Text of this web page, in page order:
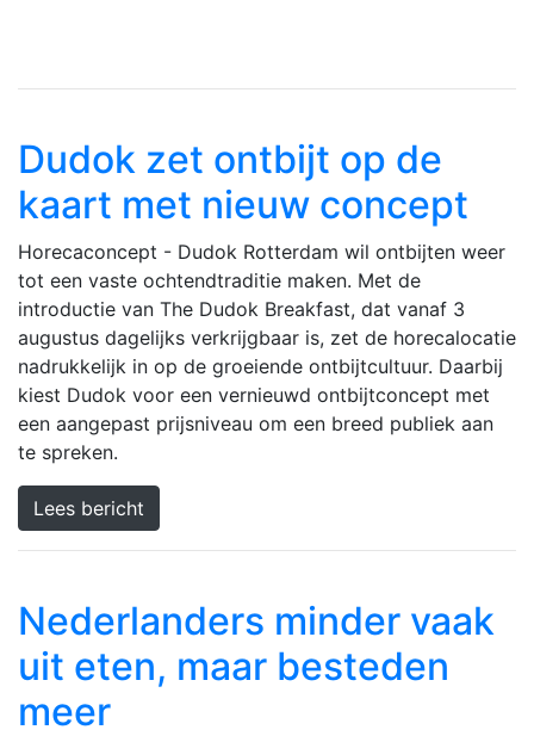
Dudok zet ontbijt op de
kaart met nieuw concept
Horecaconcept - Dudok Rotterdam wil ontbijten weer
tot een vaste ochtendtraditie maken. Met de
introductie van The Dudok Breakfast, dat vanaf 3
augustus dagelijks verkrijgbaar is, zet de horecalocatie
nadrukkelijk in op de groeiende ontbijtcultuur. Daarbij
kiest Dudok voor een vernieuwd ontbijtconcept met
een aangepast prijsniveau om een breed publiek aan
te spreken.
Lees bericht
Nederlanders minder vaak
uit eten, maar besteden
meer